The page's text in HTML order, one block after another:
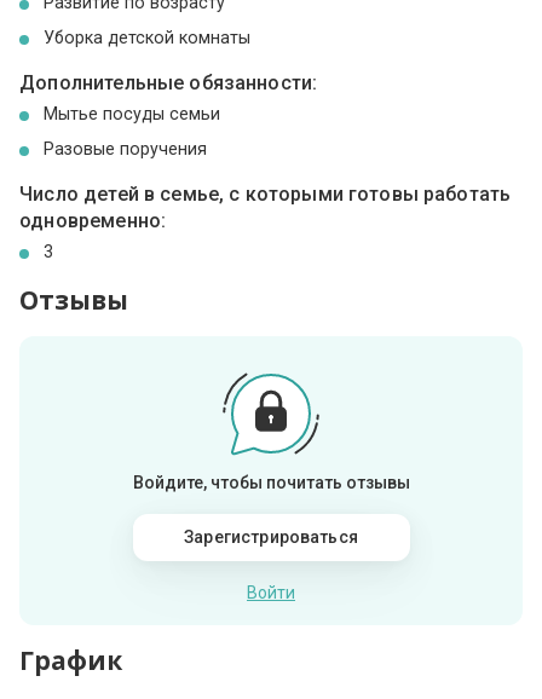
Уборка детской комнаты
Дополнительные обязанности:
Мытье посуды семьи
Разовые поручения
Число детей в семье, с которыми готовы работать
одновременно:
3
Отзывы
Войдите, чтобы почитать отзывы
Зарегистрироваться
Войти
График